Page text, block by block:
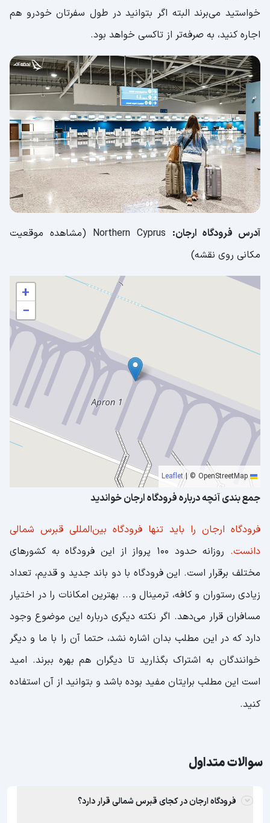
خواستید می‌برند البته اگر بتوانید در طول سفرتان خودرو هم
اجاره کنید، به صرفه‌تر از تاکسی خواهد بود.
آدرس فرودگاه ارجان:
Northern Cyprus (مشاهده موقعیت
مکانی روی نقشه)
+
−
|© OpenStreetMap
جمع بندی آنچه درباره فرودگاه ارجان خواندید
فرودگاه ارجان را باید تنها فرودگاه بین‌المللی قبرس شمالی
دانست.
روزانه حدود 100 پرواز از این فرودگاه به کشورهای
مختلف برقرار است. این فرودگاه با دو باند جدید و قدیم، تعداد
زیادی رستوران و کافه، ترمینال و... بهترین امکانات را در اختیار
مسافران قرار می‌دهد. اگر نکته دیگری درباره این موضوع وجود
دارد که در این مطلب بدان اشاره نشد، حتما آن را با ما و دیگر
خوانندگان به اشتراک بگذارید تا دیگران هم بهره ببرند. امید
است این مطلب برایتان مفید بوده باشد و بتوانید از آن استفاده
کنید.
سوالات متداول
فرودگاه ارجان در کجای قبرس شمالی قرار دارد؟